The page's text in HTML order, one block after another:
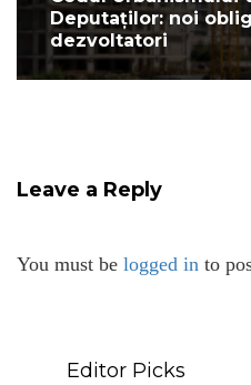
Deputaților: noi
dezvoltatori
Leave a Reply
You must be logged in to
Editor Picks